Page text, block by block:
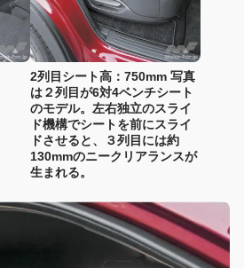
2列目シート高：750mm 写真
は２列目が6対4ベンチシート
のモデル。左右独立のスライ
ド機構でシートを前にスライ
ドさせると、３列目には約
130mmのニークリアランスが
生まれる。